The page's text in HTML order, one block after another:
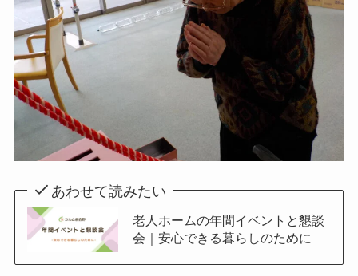
あわせて読みたい
老人ホームの年間イベントと懇談
会｜安心できる暮らしのために